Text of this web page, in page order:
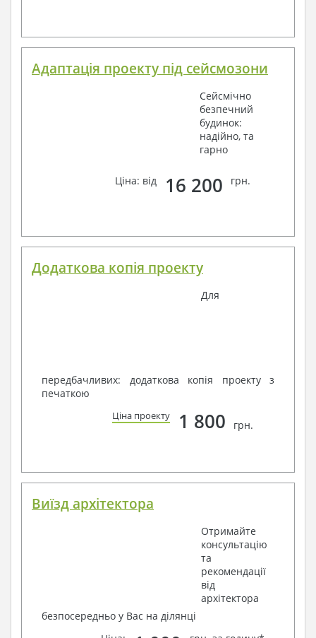
Адаптація проекту під сейсмозони
Сейсмічно
безпечний
будинок:
надійно, та
гарно
Ціна: від 16 200 грн.
Додаткова копія проекту
Для
передбачливих: додаткова копія проекту з
печаткою
Ціна проекту 1 800 грн.
Виїзд архітектора
Отримайте
консультацію
та
рекомендації
від
архітектора
безпосередньо у Вас на ділянці